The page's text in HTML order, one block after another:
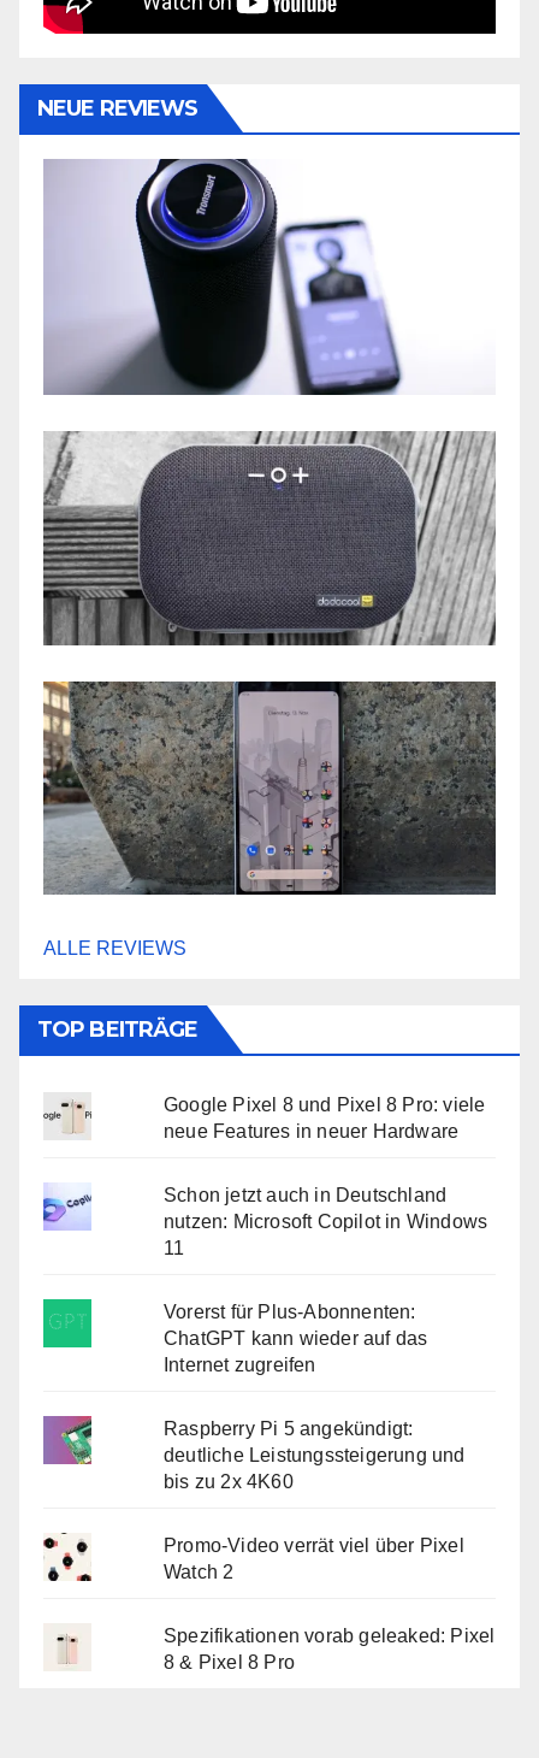
NEUE REVIEWS
ALLE REVIEWS
TOP BEITRÄGE
Google Pixel 8 und Pixel 8 Pro: viele
neue Features in neuer Hardware
Schon jetzt auch in Deutschland
nutzen: Microsoft Copilot in Windows
11
Vorerst für Plus-Abonnenten:
ChatGPT kann wieder auf das
Internet zugreifen
Raspberry Pi 5 angekündigt:
deutliche Leistungssteigerung und
bis zu 2x 4K60
Promo-Video verrät viel über Pixel
Watch 2
Spezifikationen vorab geleaked: Pixel
8 & Pixel 8 Pro